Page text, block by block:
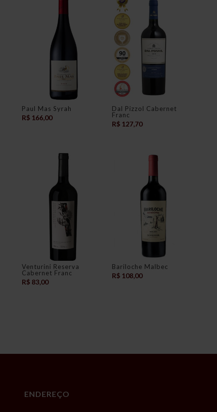
Paul Mas Syrah
R$166,00
Dal Pizzol Cabernet
Franc
R$ 127,70
Venturini Reserva
Cabernet Franc
R$83,00
Bariloche Malbec
R$ 108,00
ENDEREÇO